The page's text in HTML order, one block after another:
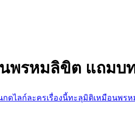
นพรหมลิขิต แถม
กดไลก์ละครเรื่องนี้ทะลุมิติเหมือนพ